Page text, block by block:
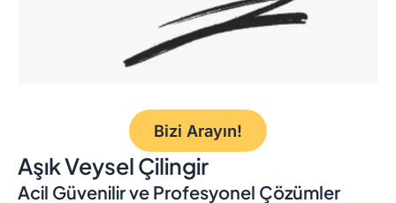
Bizi Arayın!
Aşık Veysel Çilingir
Acil Güvenilir ve Profesyonel Çözümler